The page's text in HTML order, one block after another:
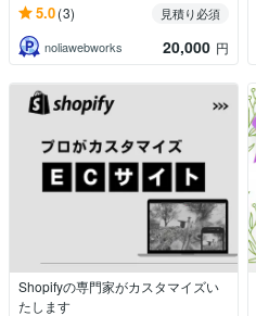
5.0(3)
見積り必須
noliawebworks
20,000 円
Shopifyの専門家がカスタマイズい
たします